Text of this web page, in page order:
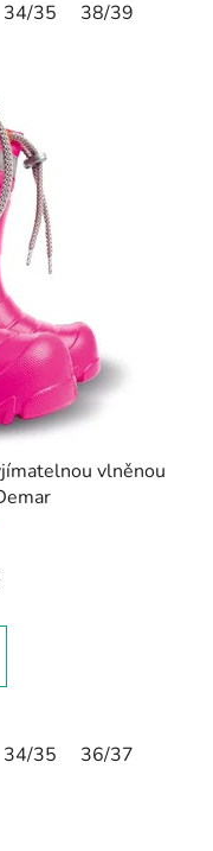
34/35 38/39
vlněnou
34/35 36/37